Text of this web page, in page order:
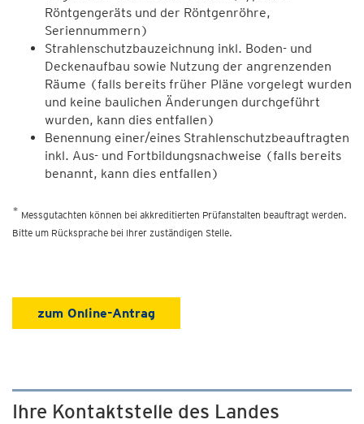
Röntgengeräts und der Röntgenröhre,
Seriennummern)
Strahlenschutzbauzeichnung inkl. Boden- und
Deckenaufbau sowie Nutzung der angrenzenden
Räume (falls bereits früher Pläne vorgelegt wurden
und keine baulichen Änderungen durchgeführt
wurden, kann dies entfallen)
Benennung einer/eines Strahlenschutzbeauftragten
inkl. Aus- und Fortbildungsnachweise (falls bereits
benannt, kann dies entfallen)
* Messgutachten können bei akkreditierten Prüfanstalten beauftragt werden.
Bitte um Rücksprache bei Ihrer zuständigen Stelle.
zum Online-Antrag
Ihre Kontaktstelle des Landes